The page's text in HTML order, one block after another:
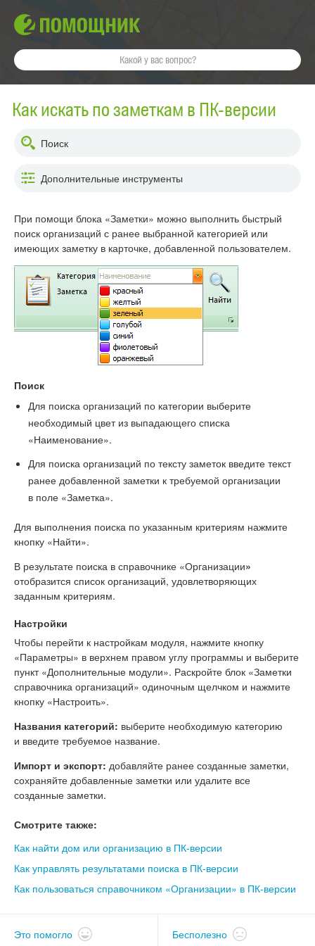
Как искать по заметкам в ПК-версии
Поиск
Дополнительные инструменты
При помощи блока «Заметки» можно выполнить быстрый
поиск организаций с ранее выбранной категорией или
имеющих заметку в карточке, добавленной пользователем.
Поиск
Для поиска организаций по категории выберите
необходимый цвет из выпадающего списка
«Наименование».
Для поиска организаций по тексту заметок введите текст
ранее добавленной заметки к требуемой организации
в поле «Заметка».
Для выполнения поиска по указанным критериям нажмите
кнопку «Найти».
В результате поиска в справочнике «Организации»
отобразится список организаций, удовлетворяющих
заданным критериям.
Настройки
Чтобы перейти к настройкам модуля, нажмите кнопку
«Параметры» в верхнем правом углу программы и выберите
пункт «Дополнительные модули». Раскройте блок «Заметки
справочника организаций» одиночным щелчком и нажмите
кнопку «Настроить».
Названия категорий: выберите необходимую категорию
и введите требуемое название.
Импорт и экспорт: добавляйте ранее созданные заметки,
сохраняйте добавленные заметки или удалите все
созданные заметки.
Смотрите также:
Как найти дом или организацию в ПК-версии
Как управлять результатами поиска в ПК-версии
Как пользоваться справочником «Организации» в ПК-версии
Это помогло Бесполезно